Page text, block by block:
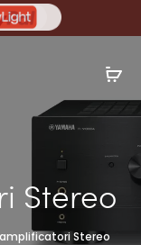
Stereo
Stereo